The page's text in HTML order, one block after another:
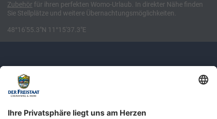
Zubehör für ihren perfekten Womo-Urlaub. In direkter Nähe finden
Sie Stellplätze und weitere Übernachtungsmöglichkeiten.
48°16'55.3"N 11°15'37.3"E
Newsletter: Jetzt auf
shop.derfreistaat.de anmelden und
einen 5€ Gutschein für unseren Online-
Shop erhalten!*